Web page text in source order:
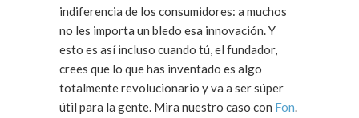
indiferencia de los consumidores: a muchos
no les importa un bledo esa innovación. Y
esto es así incluso cuando tú, el fundador,
crees que lo que has inventado es algo
totalmente revolucionario y va a ser súper
útil para la gente. Mira nuestro caso con Fon.